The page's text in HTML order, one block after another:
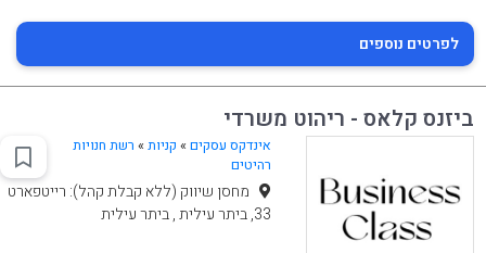
לפרטים נוספים
ביזנס קלאס - ריהוט משרדי
אינדקס עסקים » קניות» רשת חנויות
רהיטים
מחסן שיווק (ללא קבלת קהל): רייטפארט
33, ביתר עילית , ביתר עילית